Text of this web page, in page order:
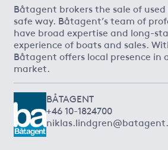
Båtagent brokers the sale of
safe way. Båtagent’s team of
have broad expertise and long-
experience of boats and sales.
Båtagent offers local presence in
market.
BÅTAGENT
+46 10-1824700